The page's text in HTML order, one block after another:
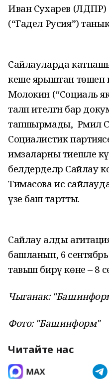
Иван Сухарев (ЛДПР)
(“Гадел Русия”)
Сайлауларда
кеше ярыштан төшеп
Молокин (“Социаль
таләп ителгән бар
тапшырмады, ә Рәмилә
Социалистик
имзаларны тиешле
белдерделәр Сайлау
Тимасова исә
үзе баш тартты.
Сайлау алды
башланып, 6
тавыш бирү көне – 8
Чыганак:
Фото: "Башинформ"
Читайте нас